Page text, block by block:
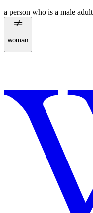
a person who is a male adult
woman